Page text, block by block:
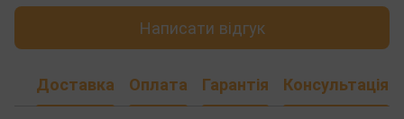
Написати відгук
Доставка Оплата Гарантія Консультація